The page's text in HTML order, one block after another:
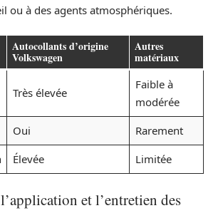
ou à des agents atmosphériques.
Autocollants d’origine
Volkswagen
Autres
matériaux
Très élevée
Faible à
modérée
Oui
Rarement
Élevée Limitée
et l’entretien des